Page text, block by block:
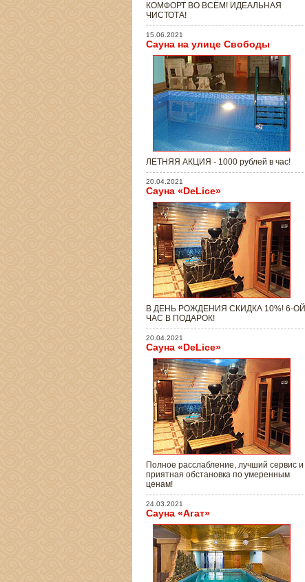
КОМФОРТ ВО ВСЁМ! ИДЕАЛЬНАЯ
ЧИСТОТА!
15.06.2021
Сауна на улице Свободы
ЛЕТНЯЯ АКЦИЯ - 1000 рублей в час!
20.04.2021
Сауна «DeLice»
В ДЕНЬ РОЖДЕНИЯ СКИДКА 10%! 6-ОЙ
ЧАС В ПОДАРОК!
20.04.2021
Сауна «DeLice»
Полное расслабление, лучший сервис и
приятная обстановка по умеренным
ценам!
24.03.2021
Сауна «Агат»